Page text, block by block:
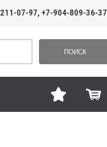
211-07-97, +7-904-809-36-37
ПОИСК